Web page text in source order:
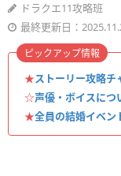
ドラクエ11攻略班
最終更新日：
★ストーリー攻略チ
☆声優・ボイスにつ
★全員の結婚イベン
ピックアップ情報